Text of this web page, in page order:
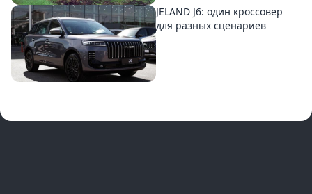
JELAND J6: один кроссовер
для разных сценариев